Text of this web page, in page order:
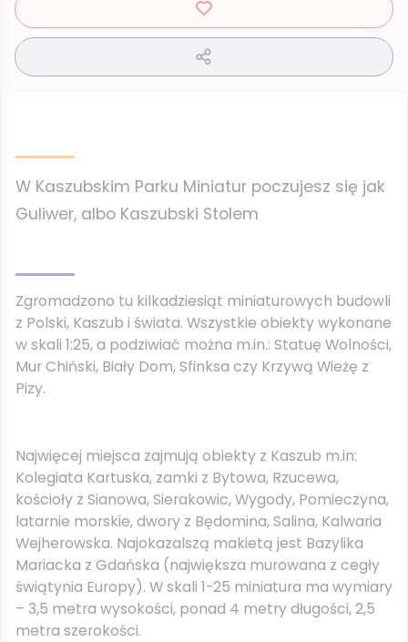
W Kaszubskim Parku Miniatur poczujesz się jak
Guliwer, albo Kaszubski Stolem
Zgromadzono tu kilkadziesiąt miniaturowych budowli
z Polski, Kaszub i świata. Wszystkie obiekty wykonane
w skali 1:25, a podziwiać można m.in.: Statuę Wolności,
Mur Chiński, Biały Dom, Sfinksa czy Krzywą Wieżę z
Pizy.
Najwięcej miejsca zajmują obiekty z Kaszub m.in:
Kolegiata Kartuska, zamki z Bytowa, Rzucewa,
kościoły z Sianowa, Sierakowic, Wygody, Pomieczyna,
latarnie morskie, dwory z Będomina, Salina, Kalwaria
Wejherowska. Najokazalszą makietą jest Bazylika
Mariacka z Gdańska (największa murowana z cegły
świątynia Europy). W skali 1-25 miniatura ma wymiary
– 3,5 metra wysokości, ponad 4 metry długości, 2,5
metra szerokości.